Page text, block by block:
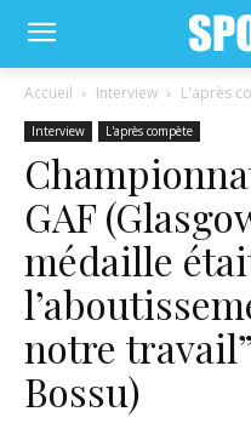
Accueil Interview L'après
Interview L'après compète
GAF
médaille
notre
Bossu)